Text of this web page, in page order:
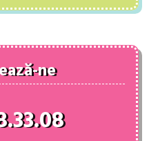
ne